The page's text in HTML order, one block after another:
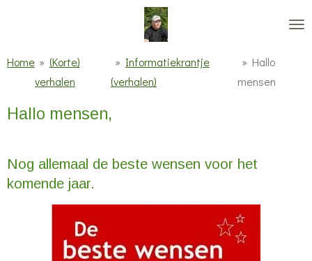
Home » (Korte)
verhalen
» Informatiekrantje
(verhalen)
» Hallo
mensen
Hallo mensen,
Nog allemaal de beste wensen voor het
komende jaar.